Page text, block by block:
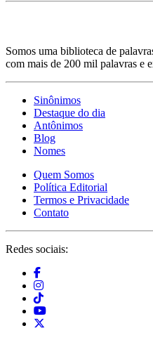
Somos uma biblioteca de
com mais de 200 mil palavras e
Sinônimos
Destaque do dia
Antônimos
Blog
Nomes
Quem Somos
Política Editorial
Termos e Privacidade
Contato
Redes sociais: